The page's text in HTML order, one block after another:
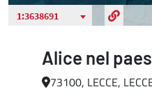
Alice nel
73100, LECCE,